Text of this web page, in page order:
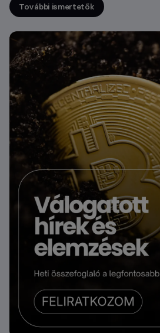
További ismertetők